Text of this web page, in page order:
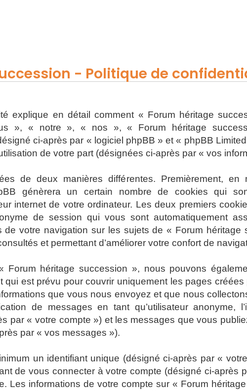
- Politique de
explique en détail comment « Forum héritage
», « notre », « nos », « Forum héritage
ci-après par « logiciel phpBB » et « phpBB
de votre part (désignées ci-après par « vos
de deux manières différentes. Premièrement,
génèrera un certain nombre de cookies qui
internet de votre ordinateur. Les deux premiers
de session qui vous sont automatiquement
de votre navigation sur les sujets de « Forum héritage
et permettant d’améliorer votre confort de
Forum héritage succession », nous pouvons
qui est prévu pour couvrir uniquement les pages
que vous nous envoyez et que nous
de messages en tant qu’utilisateur anonyme,
par « votre compte ») et les messages que vous
par « vos messages »).
un identifiant unique (désigné ci-après par «
de vous connecter à votre compte (désigné ci-après
Les informations de votre compte sur « Forum